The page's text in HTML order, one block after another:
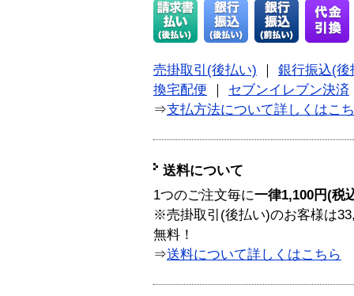
売掛取引(後払い)
銀行振込(後
換宅配便
セブンイレブン決済
⇒支払方法について詳しくはこ
送料について
1つのご注文毎に一律1,100円(税
※売掛取引(後払い)のお客様は
無料！
⇒送料について詳しくはこちら